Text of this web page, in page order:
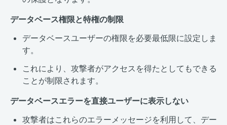
データベース権限と特権の制限
データベースユーザーの権限を必要最低限に設定しま
す。
これにより、攻撃者がアクセスを得たとしてもできる
ことが制限されます。
データベースエラーを直接ユーザーに表示しない
攻撃者はこれらのエラーメッセージを利用して、デー